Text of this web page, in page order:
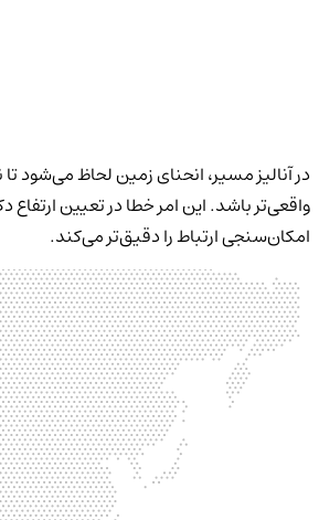
در آنالیز مسیر، انحنای زمین لحاظ می‌شود
واقعی‌تر باشد. این امر خطا در تعیین ارتفاع
امکان‌سنجی ارتباط را دقیق‌تر می‌کند.